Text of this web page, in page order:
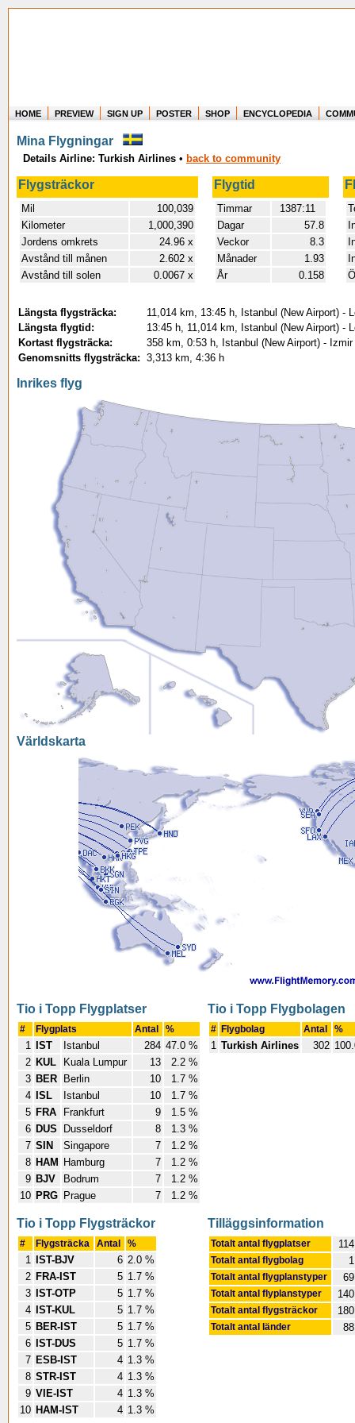
Create your own FlightMemory and see!
HOME PREVIEW SIGN UP POSTER SHOP ENCYCLOPEDIA
Mina Flygningar
Details Airline: Turkish Airlines • back to community
Flygsträckor Flygtid
Mil
100,039
Kilometer
1,000,390
Jordens omkrets
24.96 x
Avstånd till månen
2.602 x
Avstånd till solen
0.0067 x
Timmar
1387:11
Dagar
57.8
Veckor
8.3
Månader
1.93
År
0.158
Längsta flygsträcka:
11,014 km, 13:45 h, Istanbul (New Airport) -
Längsta flygtid:
13:45 h, 11,014 km, Istanbul (New Airport) -
Kortast flygsträcka:
358 km, 0:53 h, Istanbul (New Airport) -
Genomsnitts flygsträcka: 3,313 km, 4:36 h
Inrikes flyg
Världskarta
Tio i Topp Flygplatser
# Flygplats Antal %
1 IST Istanbul 284 47.0 %
2 KUL Kuala Lumpur 13
2.2 %
3 BER Berlin 10
1.7 %
4
ISL Istanbul 10
1.7 %
5 FRA Frankfurt 9
1.5 %
6 DUS Dusseldorf 8
1.3 %
7 SIN Singapore 7
1.2 %
8 HAM Hamburg 7
1.2 %
9 BJV Bodrum 7
1.2 %
10 PRG Prague 7 1.2 %
Tio i Topp Flygbolagen
# Flygbolag Antal %
1 Turkish Airlines 302
Tio i Topp Flygsträckor
# Flygsträcka Antal %
1 IST-BJV 6 2.0 %
2 FRA-IST 5 1.7 %
3
IST-OTP 5 1.7 %
4
IST-KUL 5 1.7 %
5 BER-IST 5 1.7 %
6
IST-DUS 5 1.7 %
7 ESB-IST 4 1.3 %
8 STR-IST 4 1.3 %
9 VIE-IST 4 1.3 %
10 HAM-IST 4 1.3 %
Tilläggsinformation
Totalt antal flygplatser 114
Totalt antal flygbolag 1
Totalt antal flygplanstyper 69
Totalt antal flyplanstyper 140
Totalt antal flygsträckor 180
Totalt antal länder 88